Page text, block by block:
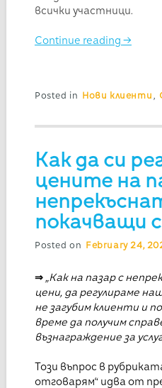
всички участници.
Continue reading →
Posted in Нови клиенти ,
Как да си
цените на
покачващи
Posted on February 24,
⇒„Как на пазар с
цени, да регулираме
не загубим клиенти и
време да получим
възнаграждение за
Този въпрос в
отговарям“ идва от